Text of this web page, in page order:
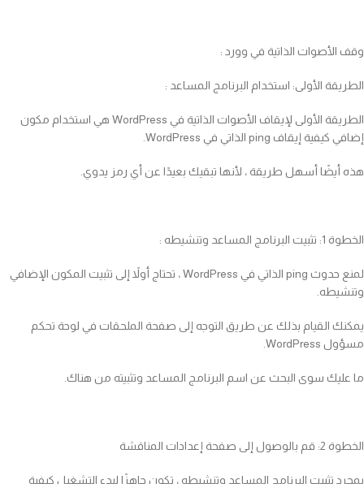
وقف الأصوات الذاتية في وورد :
الطريقة الأولى: استخدام البرنامج المساعد :
الطريقة الأولى لإيقاف الأصوات الذاتية في WordPress هي استخدام مكون
إضافي كيفية إيقاف ping الذاتي في WordPress.
هذه أيضًا أسهل طريقة ، لأنها تبقيك بعيدًا عن أي رمز يدوي.
الخطوة 1: تثبيت البرنامج المساعد وتنشيطه :
لمنع حدوث ping الذاتي في WordPress ، تحتاج أولاً إلى تثبيت المكون الإضافي
وتنشيطه.
يمكنك القيام بذلك عن طريق التوجه إلى صفحة الملحقات في لوحة تحكم
مسؤول WordPress.
ما عليك سوى البحث عن اسم البرنامج المساعد وتثبيته من هناك.
الخطوة 2: قم بالوصول إلى صفحة إعدادات المناقشة
بمجرد تثبيت البرنامج المساعد وتنشيطه ، تكون جاهزًا لبدء التشغيل كيفية